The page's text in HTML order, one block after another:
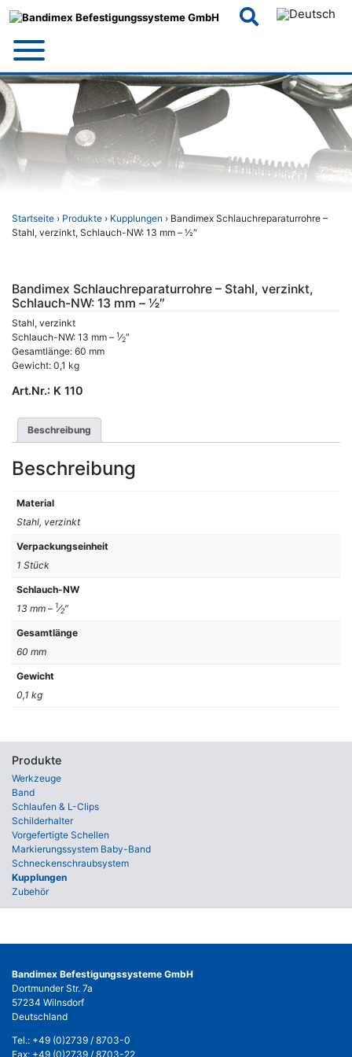
Startseite › Produkte › Kupplungen › Bandimex Schlauchreparaturrohre –
Stahl, verzinkt, Schlauch-NW: 13 mm – 1⁄2″
Bandimex Schlauchreparaturrohre – Stahl, verzinkt,
Schlauch-NW: 13 mm – 1⁄2″
Stahl, verzinkt
Schlauch-NW: 13 mm – 1⁄2″
Gesamtlänge: 60 mm
Gewicht: 0,1 kg
Art.Nr.: K 110
Beschreibung
Beschreibung
Material
Stahl, verzinkt
Verpackungseinheit
1 Stück
Schlauch-NW
13 mm – 1⁄2″
Gesamtlänge
60 mm
Gewicht
0,1 kg
Produkte
Werkzeuge
Band
Schlaufen & L-Clips
Schilderhalter
Vorgefertigte Schellen
Markierungssystem Baby-Band
Schneckenschraubsystem
Kupplungen
Zubehör
Bandimex Befestigungssysteme GmbH
Dortmunder Str. 7a
57234 Wilnsdorf
Deutschland
Tel.: +49 (0)2739 / 8703-0
Fax: +49 (0)2739 / 8703-22